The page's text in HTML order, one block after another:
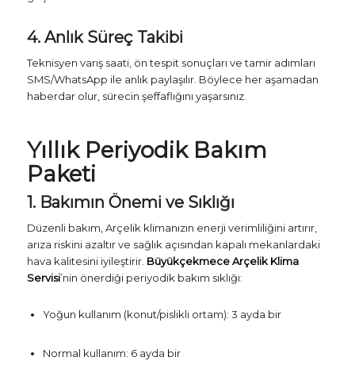
4. Anlık Süreç Takibi
Teknisyen varış saati, ön tespit sonuçları ve tamir adımları
SMS/WhatsApp ile anlık paylaşılır. Böylece her aşamadan
haberdar olur, sürecin şeffaflığını yaşarsınız.
Yıllık Periyodik Bakım
Paketi
1. Bakımın Önemi ve Sıklığı
Düzenli bakım, Arçelik klimanızın enerji verimliliğini artırır,
arıza riskini azaltır ve sağlık açısından kapalı mekanlardaki
hava kalitesini iyileştirir. Büyükçekmece Arçelik Klima
Servisi’nin önerdiği periyodik bakım sıklığı:
Yoğun kullanım (konut/pislikli ortam): 3 ayda bir
Normal kullanım: 6 ayda bir